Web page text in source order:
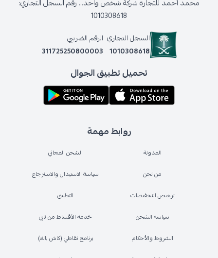
روابط مهمة
المدونة
من نحن
ترخيص التخفيضات
سياسة الشحن
الشروط والأحكام
الشحن المجاني
سياسة الاستبدال والاسترجاع
التطبيق
خدمة الأقساط من تابي
برنامج نقاطي (كاش باك)
محمد أحمد للتجارة شركة شخص واحد... رقم السجل التجاري:
1010308618
السجل التجاري
1010308618
الرقم الضريبي
311725250800003
تحميل تطبيق الجوال